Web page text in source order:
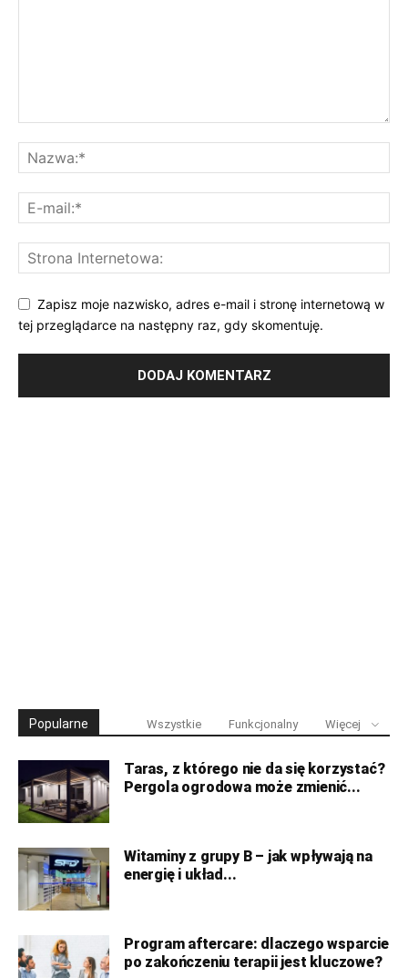
Zapisz moje nazwisko, adres e-mail i stronę internetową w
tej przeglądarce na następny raz, gdy skomentuję.
Popularne Wszystkie Funkcjonalny Więcej
Taras, z którego nie da się korzystać?
Pergola ogrodowa może zmienić...
Witaminy z grupy B – jak wpływają na
energię i układ...
Program aftercare: dlaczego wsparcie
po zakończeniu terapii jest kluczowe?